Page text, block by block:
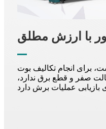
با ارزش مطلق
برای انجام تکالیف بوت
صفر و قطع برق ندارد،